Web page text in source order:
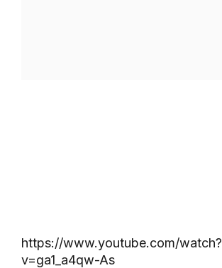
https://www.youtube.com/watch?
v=ga1_a4qw-As